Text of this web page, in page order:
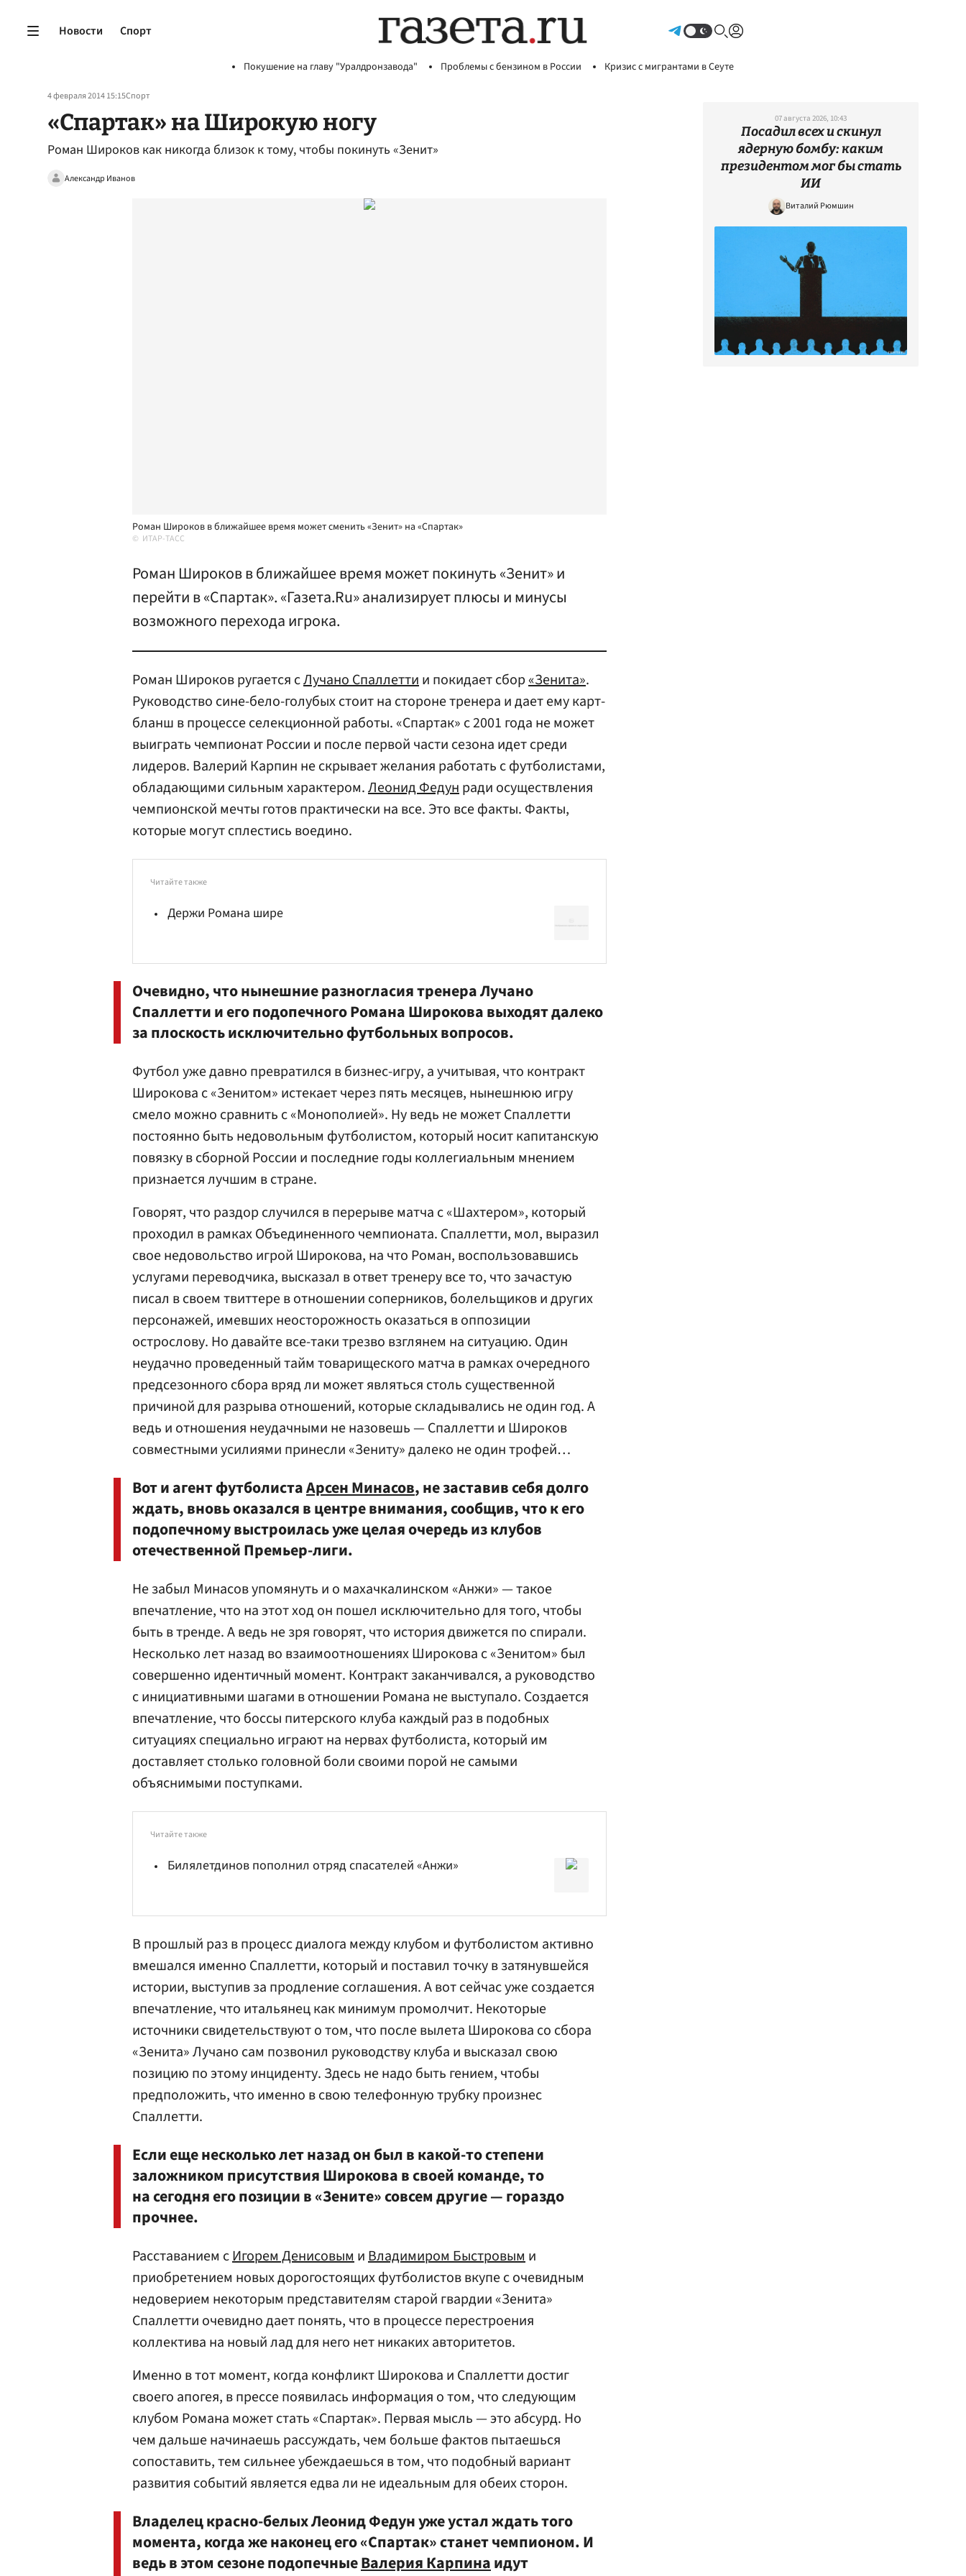
Новости Спорт
Покушение на главу "Уралдронзавода" Проблемы с бензином в России Кризис с мигрантами в Сеуте
4 февраля 2014 15:15Спорт
«Спартак» на Широкую ногу
Роман Широков как никогда близок к тому, чтобы покинуть «Зенит»
Александр Иванов
Роман Широков в ближайшее время может сменить «Зенит» на «Спартак»
ИТАР-ТАСС
Роман Широков в ближайшее время может покинуть «Зенит» и
перейти в «Спартак». «Газета.Ru» анализирует плюсы и минусы
возможного перехода игрока.
Роман Широков ругается сЛучано Спаллеттии покидает сбор«Зенита».
Руководство сине-бело-голубых стоит на стороне тренера и дает ему карт-
бланш в процессе селекционной работы. «Спартак» с 2001 года не может
выиграть чемпионат России и после первой части сезона идет среди
лидеров. Валерий Карпин не скрывает желания работать с футболистами,
обладающими сильным характером.Леонид Федунради осуществления
чемпионской мечты готов практически на все. Это все факты. Факты,
которые могут сплестись воедино.
Читайте также
Держи Романа шире
Очевидно, что нынешние разногласия тренера Лучано
Спаллетти и его подопечногоРоманаШирокова выходят далеко
за плоскость исключительно футбольных вопросов.
Футбол уже давно превратился в бизнес-игру, а учитывая, что контракт
Широкова с «Зенитом» истекает через пять месяцев, нынешнюю игру
смело можно сравнить с «Монополией». Ну ведь не может Спаллетти
постоянно быть недовольным футболистом, который носит капитанскую
повязку в сборной России и последние годы коллегиальным мнением
признается лучшим в стране.
Говорят, что раздор случился в перерыве матча с «Шахтером», который
проходил в рамках Объединенного чемпионата. Спаллетти, мол, выразил
свое недовольство игрой Широкова, на что Роман, воспользовавшись
услугами переводчика, высказал в ответ тренеру все то, что зачастую
писал в своем твиттере в отношении соперников, болельщиков и других
персонажей, имевших неосторожность оказаться в оппозиции
острослову. Но давайте все-таки трезво взглянем на ситуацию. Один
неудачно проведенный тайм товарищеского матча в рамках очередного
предсезонного сбора вряд ли может являться столь существенной
причиной для разрыва отношений, которые складывались не один год. А
ведь и отношения неудачными не назовешь — Спаллетти и Широков
совместными усилиями принесли «Зениту» далеко не один трофей…
Вот и агент футболистаАрсен Минасов, не заставив себя долго
ждать, вновь оказался в центре внимания, сообщив, что к его
подопечному выстроилась уже целая очередь из клубов
отечественной Премьер-лиги.
Не забыл Минасов упомянуть и о махачкалинском «Анжи» — такое
впечатление, что на этот ход он пошел исключительно для того, чтобы
быть в тренде. А ведь не зря говорят, что история движется по спирали.
Несколько лет назад во взаимоотношениях Широкова с «Зенитом» был
совершенно идентичный момент. Контракт заканчивался, а руководство
с инициативными шагами в отношении Романа не выступало. Создается
впечатление, что боссы питерского клуба каждый раз в подобных
ситуациях специально играют на нервах футболиста, который им
доставляет столько головной боли своими порой не самыми
объяснимыми поступками.
Читайте также
Билялетдинов пополнил отряд спасателей «Анжи»
В прошлый раз в процесс диалога между клубом и футболистом активно
вмешался именно Спаллетти, который и поставил точку в затянувшейся
истории, выступив за продление соглашения. А вот сейчас уже создается
впечатление, что итальянец как минимум промолчит. Некоторые
источники свидетельствуют о том, что после вылета Широкова со сбора
«Зенита» Лучано сам позвонил руководству клуба и высказал свою
позицию по этому инциденту. Здесь не надо быть гением, чтобы
предположить, что именно в свою телефонную трубку произнес
Спаллетти.
Если еще несколько лет назад он был в какой-то степени
заложником присутствия Широкова в своей команде, то
на сегодня его позиции в «Зените» совсем другие — гораздо
прочнее.
Расставанием сИгорем ДенисовымиВладимиром Быстровыми
приобретением новых дорогостоящих футболистов вкупе с очевидным
недоверием некоторым представителям старой гвардии «Зенита»
Спаллетти очевидно дает понять, что в процессе перестроения
коллектива на новый лад для него нет никаких авторитетов.
Именно в тот момент, когда конфликт Широкова и Спаллетти достиг
своего апогея, в прессе появилась информация о том, что следующим
клубом Романа может стать «Спартак». Первая мысль — это абсурд. Но
чем дальше начинаешь рассуждать, чем больше фактов пытаешься
сопоставить, тем сильнее убеждаешься в том, что подобный вариант
развития событий является едва ли не идеальным для обеих сторон.
Владелец красно-белых Леонид Федун уже устал ждать того
момента, когда же наконец его «Спартак» станет чемпионом. И
ведь в этом сезоне подопечныеВалерия Карпинаидут
07 августа 2026, 10:43
Посадил всех и скинул
ядерную бомбу: каким
президентом мог бы стать
ИИ
Виталий Рюмшин